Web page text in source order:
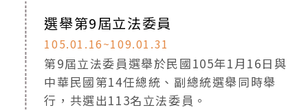
選舉第9屆立法委員
105.01.16~109.01.31
第9屆立法委員選舉於民國105年1月16日與
中華民國第14任總統、副總統選舉同時舉
行，共選出113名立法委員。